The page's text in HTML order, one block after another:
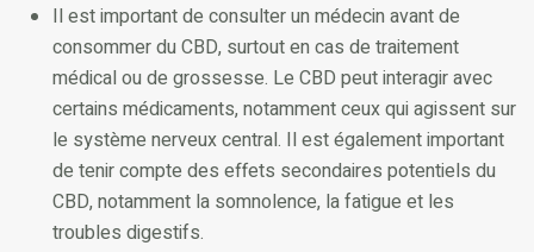
Il est important de consulter un médecin avant de
consommer du CBD, surtout en cas de traitement
médical ou de grossesse. Le CBD peut interagir avec
certains médicaments, notamment ceux qui agissent sur
le système nerveux central. Il est également important
de tenir compte des effets secondaires potentiels du
CBD, notamment la somnolence, la fatigue et les
troubles digestifs.